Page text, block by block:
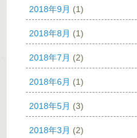
2018年9月 (1)
2018年8月 (1)
2018年7月 (2)
2018年6月 (1)
2018年5月 (3)
2018年3月 (2)